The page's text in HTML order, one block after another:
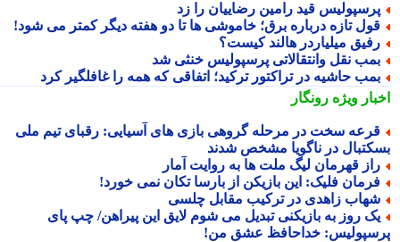
قید رامین رضاییان را زد
تازه درباره برق؛ خاموشی ها تا دو هفته دیگر کمتر می شود!
میلیاردر هالند کیست؟
نقل وانتقالاتی پرسپولیس خنثی شد
حاشیه در تراکتور ترکید؛ اتفاقی که همه را غافلگیر کرد
ویژهرونگار
سخت در مرحله گروهی بازی های آسیایی: رقبای تیم ملی
در ناگویا مشخص شدند
قهرمان لیگ ملت ها به روایت آمار
فلیک: این بازیکن از بارسا تکان نمی خورد!
زاهدی در ترکیب مقابل چلسی
روز به بازیکنی تبدیل می شوم لایق این پیراهن/ چپ پای
خداحافظ عشق من!